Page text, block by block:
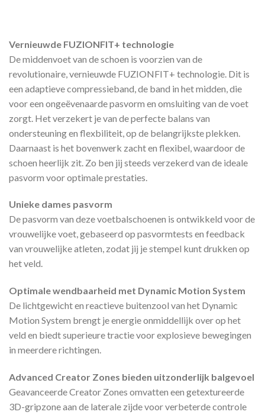
Vernieuwde FUZIONFIT+ technologie
De middenvoet van de schoen is voorzien van de
revolutionaire, vernieuwde FUZIONFIT+ technologie. Dit is
een adaptieve compressieband, de band in het midden, die
voor een ongeëvenaarde pasvorm en omsluiting van de voet
zorgt. Het verzekert je van de perfecte balans van
ondersteuning en flexbiliteit, op de belangrijkste plekken.
Daarnaast is het bovenwerk zacht en flexibel, waardoor de
schoen heerlijk zit. Zo ben jij steeds verzekerd van de ideale
pasvorm voor optimale prestaties.
Unieke dames pasvorm
De pasvorm van deze voetbalschoenen is ontwikkeld voor de
vrouwelijke voet, gebaseerd op pasvormtests en feedback
van vrouwelijke atleten, zodat jij je stempel kunt drukken op
het veld.
Optimale wendbaarheid met Dynamic Motion System
De lichtgewicht en reactieve buitenzool van het Dynamic
Motion System brengt je energie onmiddellijk over op het
veld en biedt superieure tractie voor explosieve bewegingen
in meerdere richtingen.
Advanced Creator Zones bieden uitzonderlijk balgevoel
Geavanceerde Creator Zones omvatten een getextureerde
3D-gripzone aan de laterale zijde voor verbeterde controle